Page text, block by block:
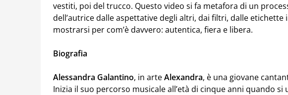
vestiti, poi del trucco. Questo video si fa metafora di un
dell’autrice dalle aspettative degli altri, dai filtri, dalle etichette
mostrarsi per com’è davvero: autentica, fiera e libera.
Biografia
Alessandra Galantino, in arteAlexandra, è una giovane
Inizia il suo percorso musicale all’età di cinque anni quando si